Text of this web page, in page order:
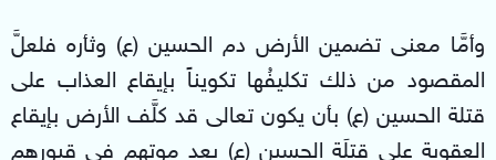
وأمَّا معنى تضمين الأرض دم الحسين (ع) وثأره فلعلَّ
المقصود من ذلك تكليفُها تكويناً بإيقاع العذاب على
قتلة الحسين (ع) بأن يكون تعالى قد كلَّف الأرض بإيقاع
العقوبة على قتلَة الحسين (ع) بعد موتِهم في قبورهم